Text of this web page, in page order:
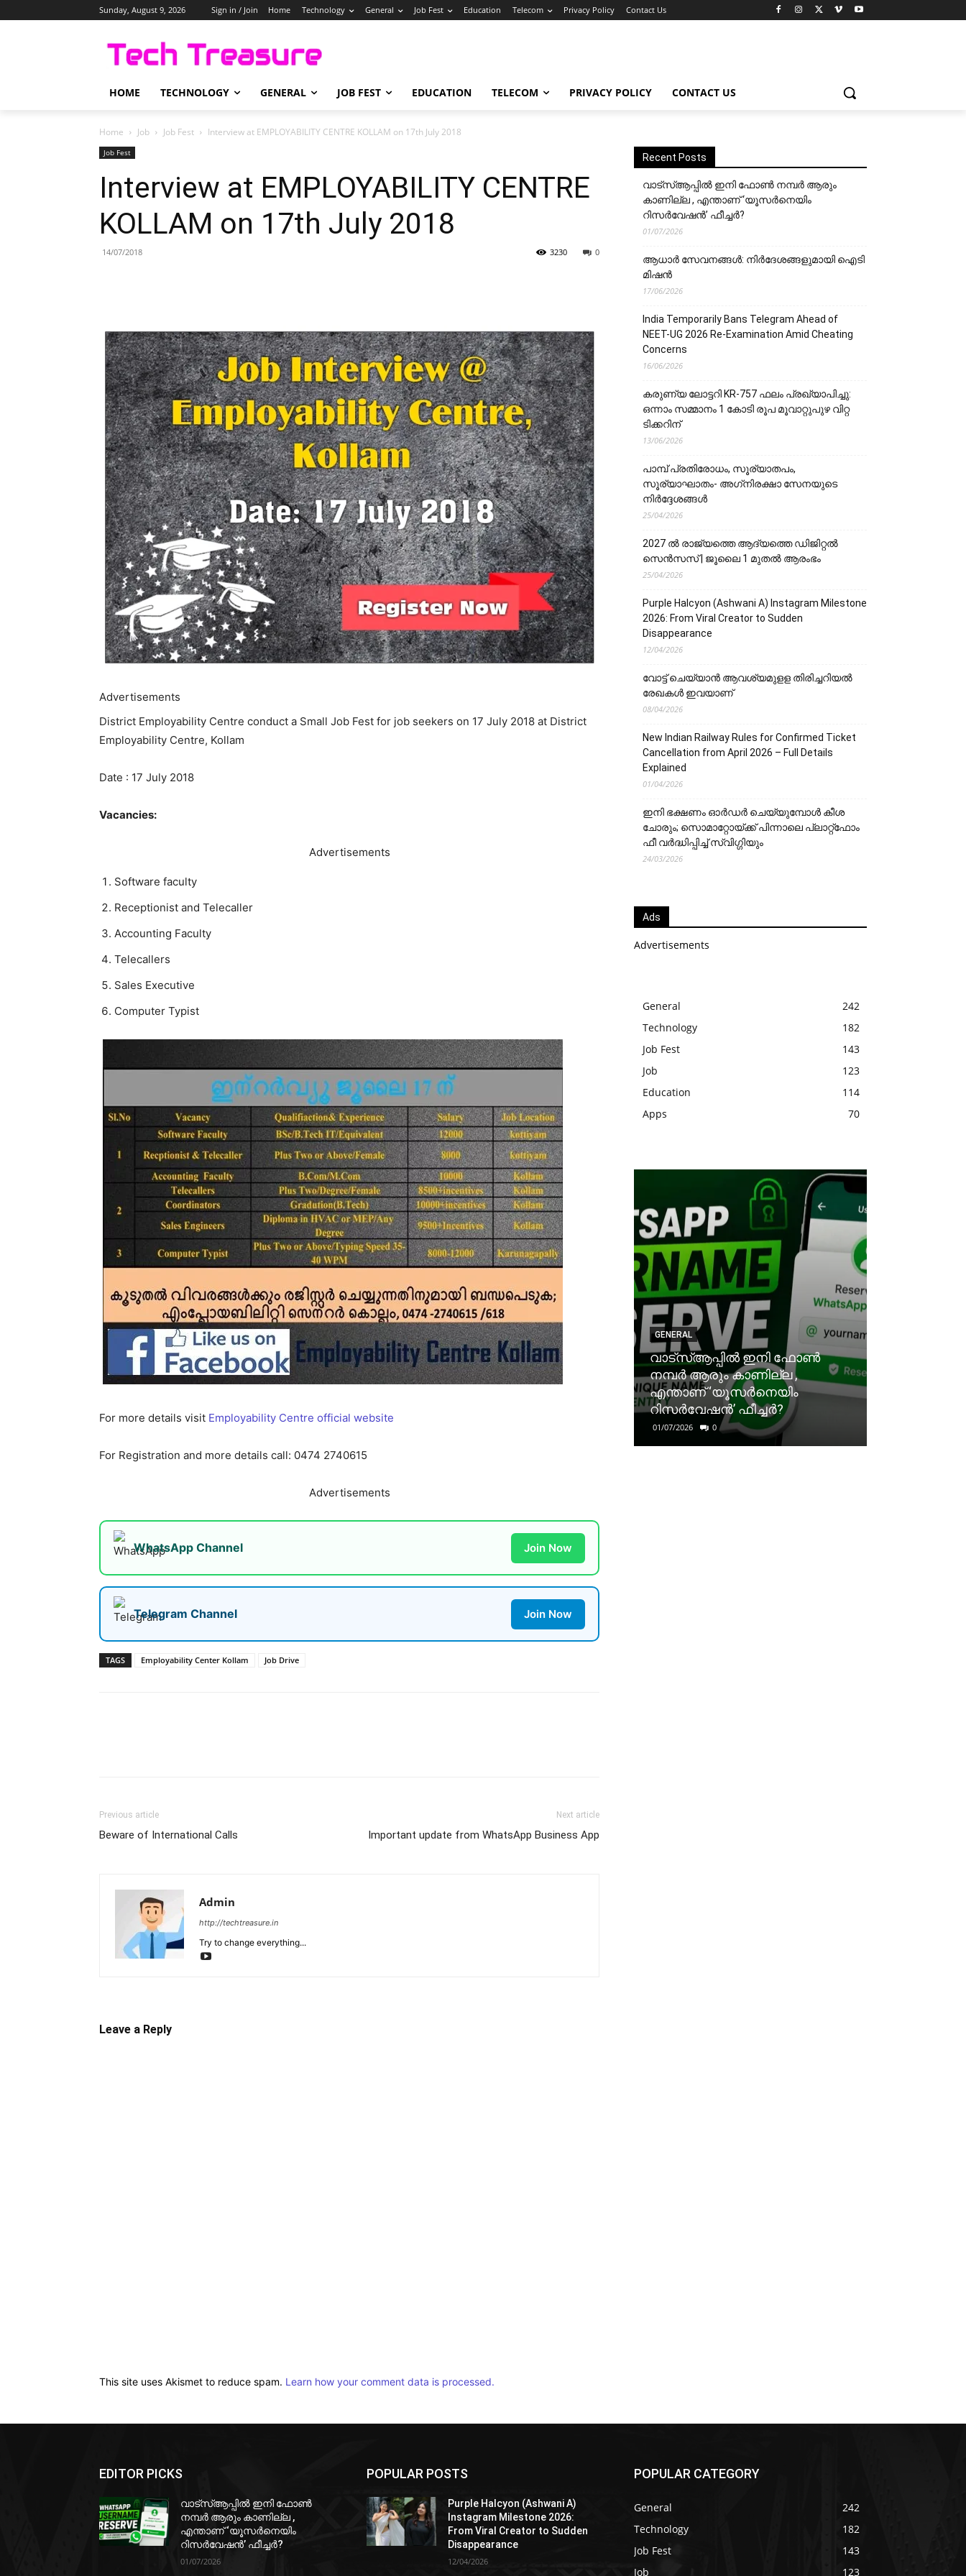
Sunday, August 9, 2026 Sign in / Join Home Technology General Job Fest Education Telecom Privacy Policy Contact Us
HOME TECHNOLOGY GENERAL JOB FEST EDUCATION TELECOM PRIVACY POLICY CONTACT US
Home Job Job Fest Interview at EMPLOYABILITY CENTRE KOLLAM on 17th July 2018
Job Fest
Interview at EMPLOYABILITY CENTRE
KOLLAM on 17th July 2018
14/07/2018 0
3230
Advertisements
District Employability Centre conduct a Small Job Fest for job seekers on 17 July 2018 at District
Employability Centre, Kollam
Date : 17 July 2018
Vacancies:
Advertisements
Software faculty
Receptionist and Telecaller
Accounting Faculty
Telecallers
Sales Executive
Computer Typist
For more details visit Employability Centre official website
For Registration and more details call: 0474 2740615
Advertisements
WhatsApp Channel Join Now
Telegram Channel Join Now
TAGS Employability Center Kollam Job Drive
Previous article
Beware of International Calls
Next article
Important update from WhatsApp Business App
Admin
http://techtreasure.in
Try to change everything...
Leave a Reply
This site uses Akismet to reduce spam. Learn how your comment data is processed.
Recent Posts
വാട്‌സ്ആപ്പിൽ ഇനി ഫോൺ നമ്പർ ആരും
കാണില്ല , എന്താണ് ‘യൂസർനെയിം
റിസർവേഷൻ’ ഫീച്ചർ?
01/07/2026
ആധാർ സേവനങ്ങൾ: നിർദേശങ്ങളുമായി ഐടി
മിഷൻ
17/06/2026
India Temporarily Bans Telegram Ahead of
NEET-UG 2026 Re-Examination Amid Cheating
Concerns
16/06/2026
കരുണ്യ ലോട്ടറി KR-757 ഫലം പ്രഖ്യാപിച്ചു:
ഒന്നാം സമ്മാനം 1 കോടി രൂപ മൂവാറ്റുപുഴ വിറ്റ
ടിക്കറിന്
13/06/2026
പാമ്പ് പ്രതിരോധം, സൂര്യാതപം,
സൂര്യാഘാതം- അഗ്‌നിരക്ഷാ സേനയു‌‌‌ടെ
നിർദ്ദേശങ്ങൾ
25/04/2026
2027 ൽ രാജ്യത്തെ ആദ്യത്തെ ഡിജിറ്റൽ
സെൻസസ് | ജൂലൈ 1 മുതൽ ആരംഭം
25/04/2026
Purple Halcyon (Ashwani A) Instagram Milestone
2026: From Viral Creator to Sudden
Disappearance
12/04/2026
വോട്ട് ചെയ്യാന്‍ ആവശ്യമുളള തിരിച്ചറിയല്‍
രേഖകള്‍ ഇവയാണ്
08/04/2026
New Indian Railway Rules for Confirmed Ticket
Cancellation from April 2026 – Full Details
Explained
01/04/2026
ഇനി ഭക്ഷണം ഓർഡർ ചെയ്യുമ്പോൾ കീശ
ചോരും; സൊമാറ്റോയ്ക്ക് പിന്നാലെ പ്ലാറ്റ്‌ഫോം
ഫീ വർദ്ധിപ്പിച്ച് സ്വിഗ്ഗിയും
24/03/2026
Ads
Advertisements
General
242
Technology
182
Job Fest
143
Job
123
Education
114
Apps
70
GENERAL
വാട്‌സ്ആപ്പിൽ ഇനി ഫോൺ
നമ്പർ ആരും കാണില്ല ,
എന്താണ് ‘യൂസർനെയിം
റിസർവേഷൻ’ ഫീച്ചർ?
01/07/2026 0
EDITOR PICKS
വാട്‌സ്ആപ്പിൽ ഇനി ഫോൺ
നമ്പർ ആരും കാണില്ല ,
എന്താണ് ‘യൂസർനെയിം
റിസർവേഷൻ’ ഫീച്ചർ?
01/07/2026
POPULAR POSTS
Purple Halcyon (Ashwani A)
Instagram Milestone 2026:
From Viral Creator to Sudden
Disappearance
12/04/2026
POPULAR CATEGORY
General
242
Technology
182
Job Fest
143
Job
123